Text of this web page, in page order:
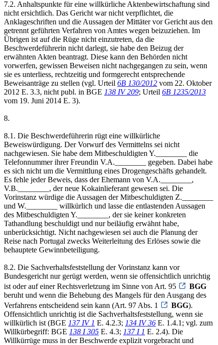
7.2. Anhaltspunkte für eine willkürliche Aktenbewirtschaftung sind
nicht ersichtlich. Das Gericht war nicht verpflichtet, die
Anklageschriften und die Aussagen der Mittäter vor Gericht aus den
getrennt geführten Verfahren von Amtes wegen beizuziehen. Im
Übrigen ist auf die Rüge nicht einzutreten, da die
Beschwerdeführerin nicht darlegt, sie habe den Beizug der
erwähnten Akten beantragt. Diese kann den Behörden nicht
vorwerfen, gewissen Beweisen nicht nachgegangen zu sein, wenn
sie es unterliess, rechtzeitig und formgerecht entsprechende
Beweisanträge zu stellen (vgl. Urteil 6B 130/2012 vom 22. Oktober
2012 E. 3.3, nicht publ. in BGE 138 IV 209; Urteil 6B 1235/2013
vom 19. Juni 2014 E. 3).
8.
8.1. Die Beschwerdeführerin rügt eine willkürliche
Beweiswürdigung. Der Vorwurf des Vermittelns sei nicht
nachgewiesen. Sie habe dem Mitbeschuldigten Y.________ die
Telefonnummer ihrer Freundin V.A.________ gegeben. Dabei habe
es sich nicht um die Vermittlung eines Drogengeschäfts gehandelt.
Es fehle jeder Beweis, dass der Ehemann von V.A.________,
V.B.________, der neue Kokainlieferant gewesen sei. Die
Vorinstanz würdige die Aussagen der Mitbeschuldigten Z.________
und W.________ willkürlich und lasse die entlastenden Aussagen
des Mitbeschuldigten Y.________, der sie keiner konkreten
Tathandlung beschuldigt und nur beiläufig erwähnt habe,
unberücksichtigt. Nicht nachgewiesen sei auch die Planung der
Reise nach Portugal zwecks Weiterleitung des Erlöses sowie die
behauptete Gewinnbeteiligung.
8.2. Die Sachverhaltsfeststellung der Vorinstanz kann vor
Bundesgericht nur gerügt werden, wenn sie offensichtlich unrichtig
ist oder auf einer Rechtsverletzung im Sinne von Art. 95
BGG
beruht und wenn die Behebung des Mangels für den Ausgang des
Verfahrens entscheidend sein kann (Art. 97 Abs. 1
BGG).
Offensichtlich unrichtig ist die Sachverhaltsfeststellung, wenn sie
willkürlich ist (BGE 137 IV 1 E. 4.2.3; 134 IV 36 E. 1.4.1; vgl. zum
Willkürbegriff: BGE 138 I 305 E. 4.3; 137 I 1 E. 2.4). Die
Willkürrüge muss in der Beschwerde explizit vorgebracht und